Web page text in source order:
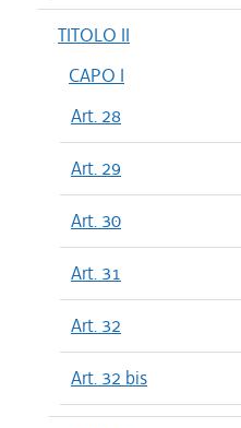
TITOLO II
CAPO I
Art. 28
Art. 29
Art. 30
Art. 31
Art. 32
Art. 32 bis